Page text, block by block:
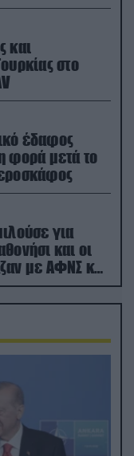
και
στο
έδαφος
φορά μετά το
για
και οι
με ΑΦΝΣ και